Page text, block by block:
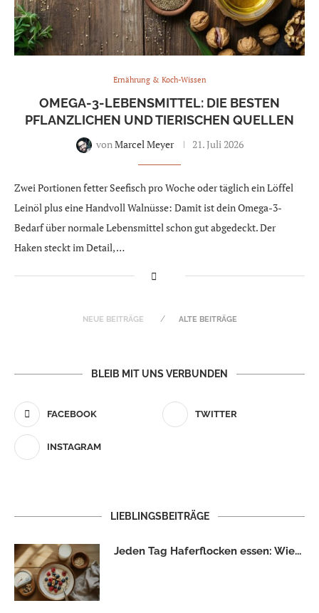
Ernährung & Koch-Wissen
OMEGA-3-LEBENSMITTEL: DIE BESTEN
PFLANZLICHEN UND TIERISCHEN QUELLEN
von Marcel Meyer 21. Juli 2026
Zwei Portionen fetter Seefisch pro Woche oder täglich ein Löffel
Leinöl plus eine Handvoll Walnüsse: Damit ist dein Omega-3-
Bedarf über normale Lebensmittel schon gut abgedeckt. Der
Haken steckt im Detail, …
NEUE BEITRÄGE ALTE BEITRÄGE
BLEIB MIT UNS VERBUNDEN
FACEBOOK TWITTER
INSTAGRAM
LIEBLINGSBEITRÄGE
Jeden Tag Haferflocken essen: Wie...